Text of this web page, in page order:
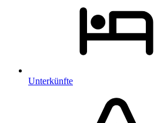
Unterkünfte